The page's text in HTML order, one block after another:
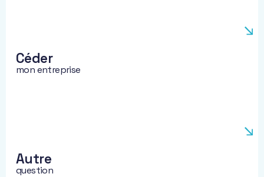
Céder
mon entreprise
Autre
question